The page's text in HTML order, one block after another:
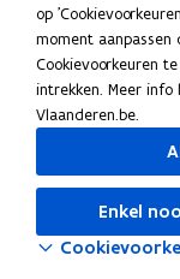
Lees deze
Deel deze
L
i
k
d
K
o
i
e
e
op
moment aanpassen
Cookievoorkeuren
intrekken. Meer
Vlaanderen.be.
Enkel